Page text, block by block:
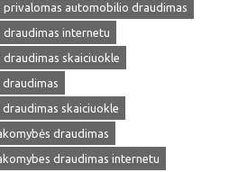
privalomas automobilio draudimas
internetu
skaiciuokle
skaiciuokle
draudimas
draudimas internetu